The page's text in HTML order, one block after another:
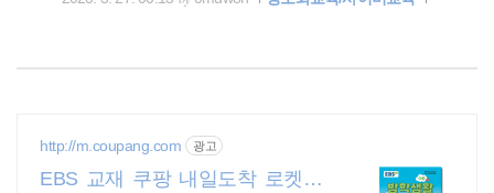
http://m.coupang.com 광고
EBS 교재 쿠팡 내일도착 로켓배
공휴일